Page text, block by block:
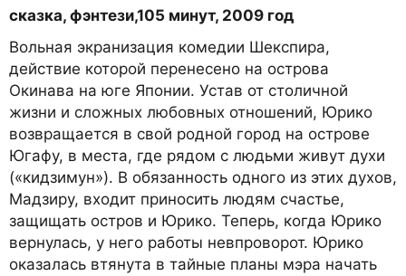
сказка, фэнтези,105 минут, 2009 год
Вольная экранизация комедии Шекспира,
действие которой перенесено на острова
Окинава на юге Японии. Устав от столичной
жизни и сложных любовных отношений, Юрико
возвращается в свой родной город на острове
Югафу, в места, где рядом с людьми живут духи
(«кидзимун»). В обязанность одного из этих духов,
Мадзиру, входит приносить людям счастье,
защищать остров и Юрико. Теперь, когда Юрико
вернулась, у него работы невпроворот. Юрико
оказалась втянута в тайные планы мэра начать